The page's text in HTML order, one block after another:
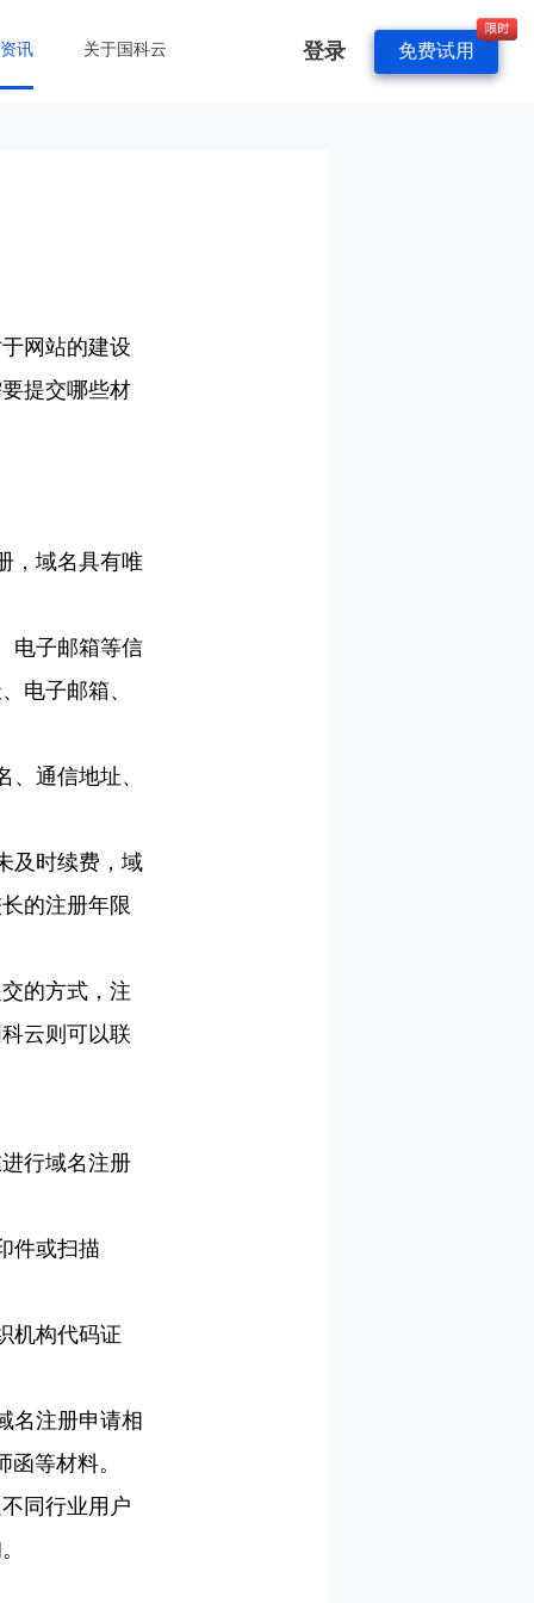
讯 关于国科云 登录 免费试用
网站的建设
提交哪些材
，域名具有唯
电子邮箱等信
电子邮箱、
通信地址、
及时续费，域
的注册年限
的方式，注
云则可以联
行域名注册
件或扫描
机构代码证
名注册申请相
等材料。
同行业用户